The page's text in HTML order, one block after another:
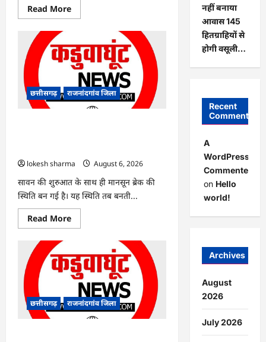
Read MoreRead
more
युवक
पर
चाकू
जानलेवा
हमला,
चार
आरोपी
छत्तीसगढ़ राजनांदगांव जिला
lokesh sharma
August 6, 2026
सावन की शुरुआत के साथ ही मानसून ब्रेक की
स्थिति बन गई है। यह स्थिति तब बनती...
Read MoreRead
more
7
दिन
और
थमी
रहेगी
बारिश,
नए
सिस्टम
छत्तीसगढ़ राजनांदगांव जिला
नहीं बनाया
आवास 145
हितग्राहियों से
होगी वसूली…
Recent
Comments
A
WordPress
Commenter
on Hello
world!
Archives
August
2026
July 2026